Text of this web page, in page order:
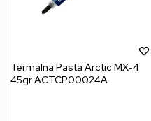
Termalna Pasta Arctic MX-4
45gr ACTCP00024A